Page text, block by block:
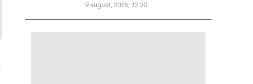
9 august, 2026, 12:30